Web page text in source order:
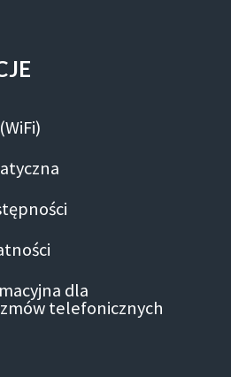
dla
telefonicznych